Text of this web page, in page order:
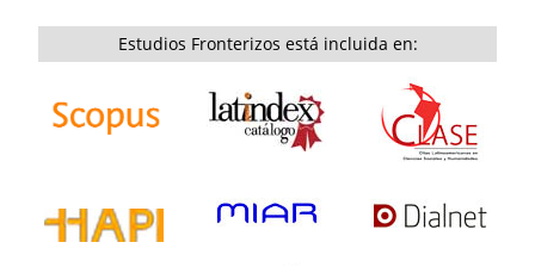
Estudios Fronterizos está incluida en: